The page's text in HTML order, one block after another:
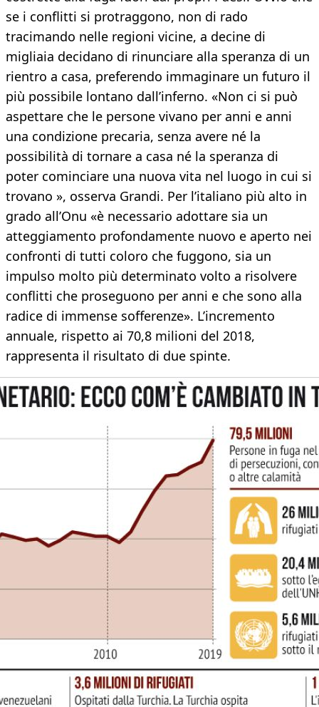
se i conflitti si protraggono, non di rado
tracimando nelle regioni vicine, a decine di
migliaia decidano di rinunciare alla speranza di un
rientro a casa, preferendo immaginare un futuro il
più possibile lontano dall’inferno. «Non ci si può
aspettare che le persone vivano per anni e anni
una condizione precaria, senza avere né la
possibilità di tornare a casa né la speranza di
poter cominciare una nuova vita nel luogo in cui si
trovano », osserva Grandi. Per l’italiano più alto in
grado all’Onu «è necessario adottare sia un
atteggiamento profondamente nuovo e aperto nei
confronti di tutti coloro che fuggono, sia un
impulso molto più determinato volto a risolvere
conflitti che proseguono per anni e che sono alla
radice di immense sofferenze». L’incremento
annuale, rispetto ai 70,8 milioni del 2018,
rappresenta il risultato di due spinte.